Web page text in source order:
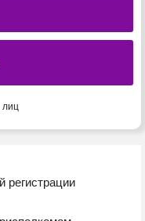
регистрации